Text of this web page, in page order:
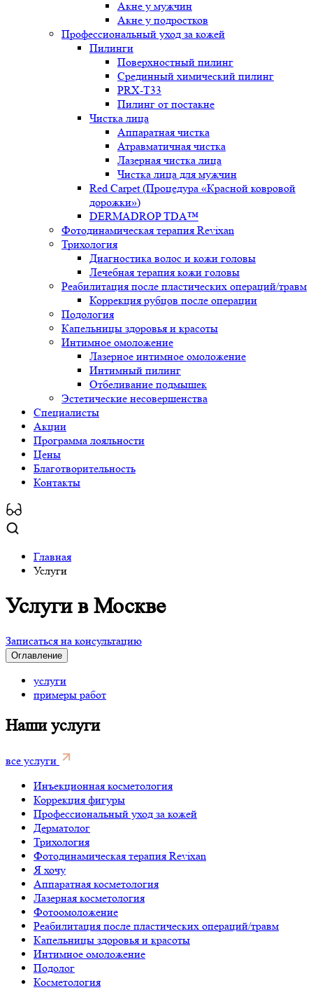
Акне у мужчин
Акне у подростков
Профессиональный уход за кожей
Пилинги
Поверхностный пилинг
Срединный химический пилинг
PRX-T33
Пилинг от постакне
Чистка лица
Аппаратная чистка
Атравматичная чистка
Лазерная чистка лица
Чистка лица для мужчин
Red Carpet (Процедура «Красной ковровой
дорожки»)
DERMADROP TDA™
Фотодинамическая терапия Revixan
Трихология
Диагностика волос и кожи головы
Лечебная терапия кожи головы
Реабилитация после пластических операций/травм
Коррекция рубцов после операции
Подология
Капельницы здоровья и красоты
Интимное омоложение
Лазерное интимное омоложение
Интимный пилинг
Отбеливание подмышек
Эстетические несовершенства
Специалисты
Акции
Программа лояльности
Цены
Благотворительность
Контакты
Главная
Услуги
Услугив Москве
Записаться на консультацию
Оглавление
услуги
примеры работ
Наши услуги
все услуги
Инъекционная косметология
Коррекция фигуры
Профессиональный уход за кожей
Дерматолог
Трихология
Фотодинамическая терапия Revixan
Я хочу
Аппаратная косметология
Лазерная косметология
Фотоомоложение
Реабилитация после пластических операций/травм
Капельницы здоровья и красоты
Интимное омоложение
Подолог
Косметология